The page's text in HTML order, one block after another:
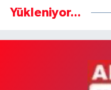
Yükleniyor...